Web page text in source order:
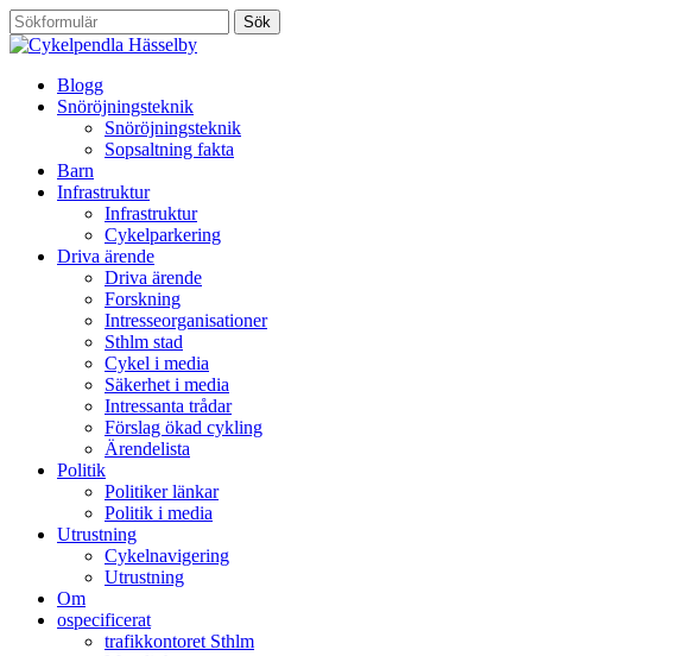
Blogg
Snöröjningsteknik
Snöröjningsteknik
Sopsaltning fakta
Barn
Infrastruktur
Infrastruktur
Cykelparkering
Driva ärende
Driva ärende
Forskning
Intresseorganisationer
Sthlm stad
Cykel i media
Säkerhet i media
Intressanta trådar
Förslag ökad cykling
Ärendelista
Politik
Politiker länkar
Politik i media
Utrustning
Cykelnavigering
Utrustning
Om
ospecificerat
trafikkontoret Sthlm